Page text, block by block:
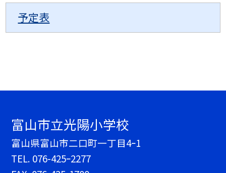
予定表
富山市立光陽小学校
富山県富山市二口町一丁目4ｰ1
TEL. 076-425ｰ2277